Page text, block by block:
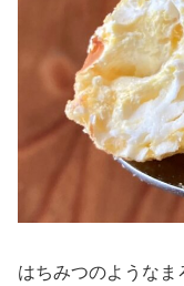
はちみつのような